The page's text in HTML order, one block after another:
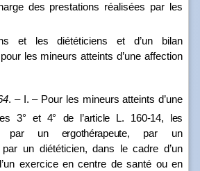
des prestations réalisées par les
et les diététiciens et d’un bilan
les mineurs atteints d’une affection
. – I. – Pour les mineurs atteints d’une
3° et 4° de l’article L. 160‑14, les
par un ergothérapeute, par un
un diététicien, dans le cadre d’un
exercice en centre de santé ou en